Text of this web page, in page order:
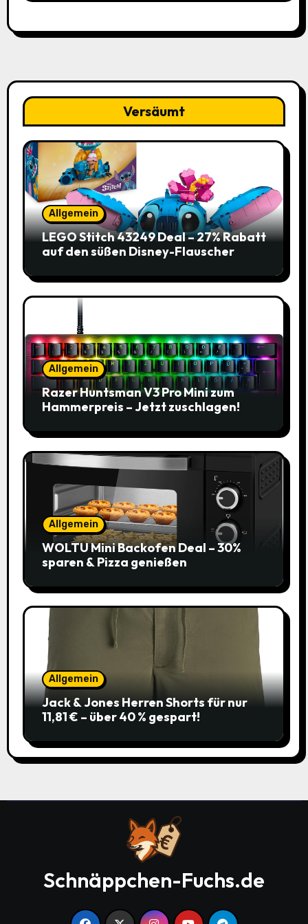
Versäumt
Allgemein
LEGO Stitch 43249 Deal – 27% Rabatt
auf den süßen Disney-Flauscher
Allgemein
Razer Huntsman V3 Pro Mini zum
Hammerpreis – Jetzt zuschlagen!
Allgemein
WOLTU Mini Backofen Deal – 30%
sparen & Pizza genießen
Allgemein
Jack & Jones Herren Shorts für nur
11,81 € – über 40 % gespart!
Schnäppchen-Fuchs.de